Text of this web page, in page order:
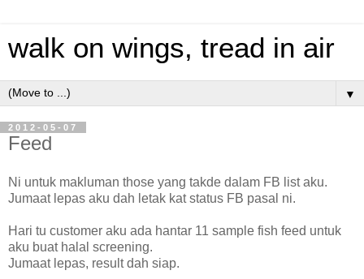
walk on wings, tread in air
▼
2012-05-07
Feed
Ni untuk makluman those yang takde dalam FB list aku.
Jumaat lepas aku dah letak kat status FB pasal ni.
Hari tu customer aku ada hantar 11 sample fish feed untuk
aku buat halal screening.
Jumaat lepas, result dah siap.